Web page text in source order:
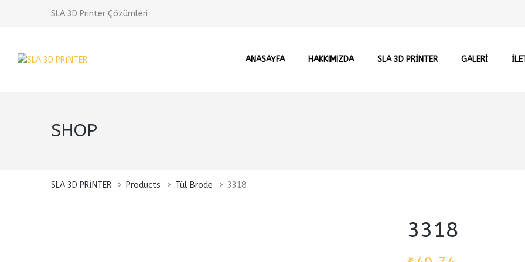
SLA 3D Printer Çözümleri
ANASAYFA HAKKIMIZDA SLA 3D PRİNTER GALERI
SHOP
SLA 3D PRİNTER > Products > Tül Brode > 3318
3318